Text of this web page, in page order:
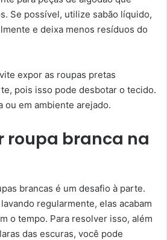
Se possível, utilize sabão líquido,
e deixa menos resíduos do
expor as roupas pretas
pois isso pode desbotar o tecido.
ou em ambiente arejado.
roupa branca na
brancas é um desafio à parte.
regularmente, elas acabam
o tempo. Para resolver isso, além
das escuras, você pode